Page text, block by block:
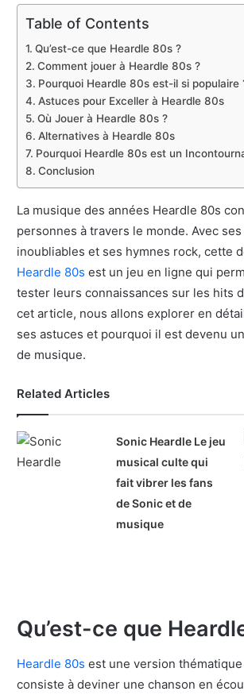
Table of Contents
Qu’est-ce que Heardle 80s ?
Comment jouer à Heardle 80s ?
Pourquoi Heardle 80s est-il si populaire
Astuces pour Exceller à Heardle 80s
Où Jouer à Heardle 80s ?
Alternatives à Heardle 80s
Pourquoi Heardle 80s est un
Conclusion
La musique des années Heardle 80s
personnes à travers le monde. Avec
inoubliables et ses hymnes rock, cette
Heardle 80s est un jeu en ligne qui
tester leurs connaissances sur les hits
cet article, nous allons explorer en
ses astuces et pourquoi il est devenu
de musique.
Related Articles
Sonic Heardle Le jeu
musical culte qui
fait vibrer les fans
de Sonic et de
musique
Qu’est-ce que
Heardle 80s est une version
consiste à deviner une chanson en